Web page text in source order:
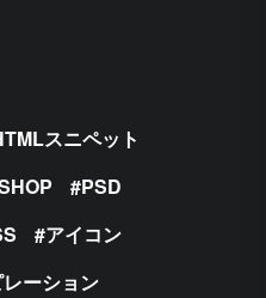
スニペット
PSD
アイコン
ーション